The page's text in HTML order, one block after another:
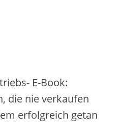
E-Book:
die nie verkaufen
erfolgreich getan